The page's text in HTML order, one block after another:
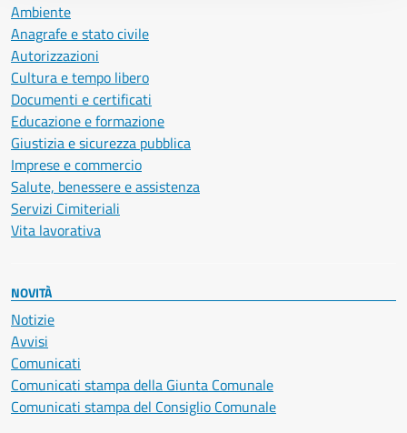
Ambiente
Anagrafe e stato civile
Autorizzazioni
Cultura e tempo libero
Documenti e certificati
Educazione e formazione
Giustizia e sicurezza pubblica
Imprese e commercio
Salute, benessere e assistenza
Servizi Cimiteriali
Vita lavorativa
NOVITÀ
Notizie
Avvisi
Comunicati
Comunicati stampa della Giunta Comunale
Comunicati stampa del Consiglio Comunale